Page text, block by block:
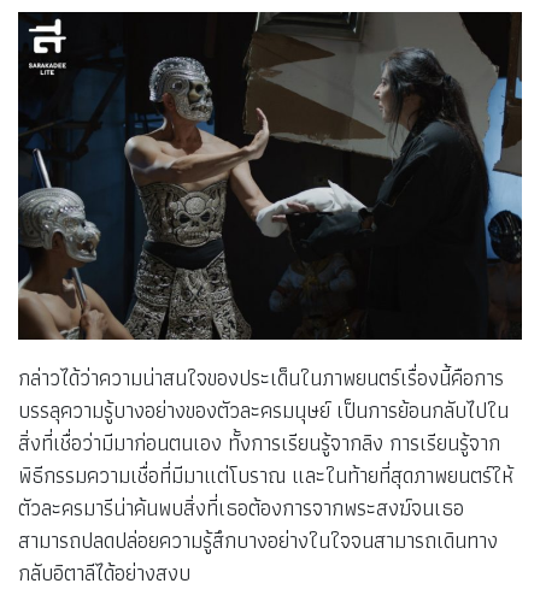
กล่าวได้ว่าความน่าสนใจของประเด็นในภาพยนตร์เรื่องนี้คือการ
บรรลุความรู้บางอย่างของตัวละครมนุษย์ เป็นการย้อนกลับไปใน
สิ่งที่เชื่อว่ามีมาก่อนตนเอง ทั้งการเรียนรู้จากลิง การเรียนรู้จาก
พิธีกรรมความเชื่อที่มีมาแต่โบราณ และในท้ายที่สุดภาพยนตร์ให้
ตัวละครมารีน่าค้นพบสิ่งที่เธอต้องการจากพระสงฆ์จนเธอ
สามารถปลดปล่อยความรู้สึกบางอย่างในใจจนสามารถเดินทาง
กลับอิตาลีได้อย่างสงบ